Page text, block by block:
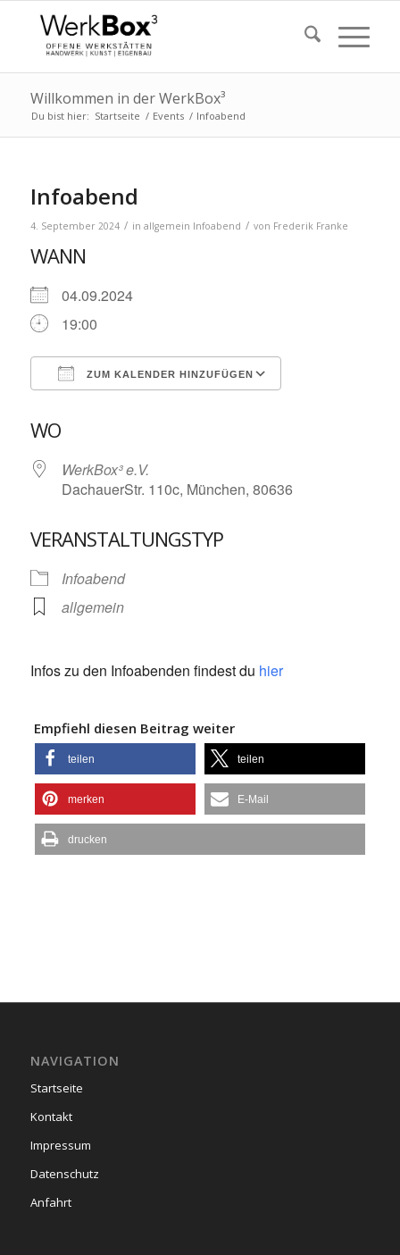
Willkommen in der WerkBox³
Du bist hier: Startseite / Events / Infoabend
Infoabend
4. September 2024 / in allgemein Infoabend / von Frederik Franke
WANN
04.09.2024
19:00
ZUM KALENDER HINZUFÜGEN
WO
WerkBox³ e.V.
DachauerStr. 110c, München, 80636
VERANSTALTUNGSTYP
Infoabend
allgemein
Infos zu den Infoabenden findest du hier
Empfiehl diesen Beitrag weiter
teilen teilen
merken E-Mail
drucken
NAVIGATION
Startseite
Kontakt
Impressum
Datenschutz
Anfahrt